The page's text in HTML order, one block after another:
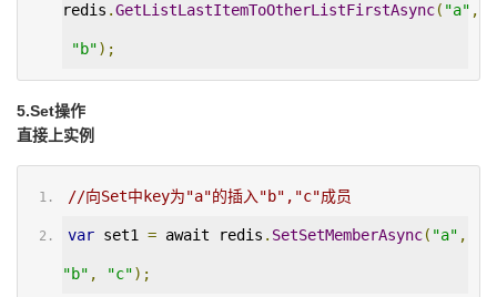
redis .GetListLastItemToOtherListFirstAsync( "a" ,
"b");
5.Set操作
直接上实例
//向Set中key为"a"的插入"b","c"成员
var set1 = await redis . SetSetMemberAsync( "a" ,
"b" , "c");